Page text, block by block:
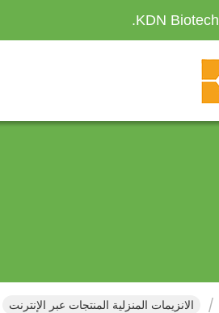
KDN
الانزيمات المنزلية المنتجات عبر الإنترنت